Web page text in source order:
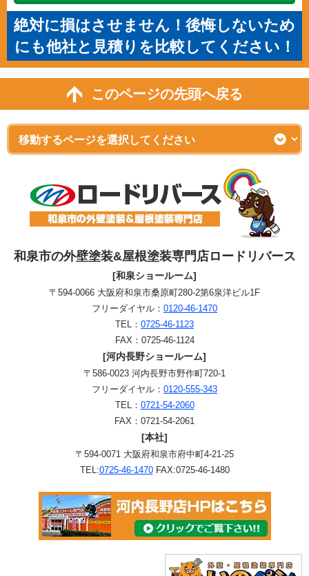
絶対に損はさせません！後悔しないため
にも他社と見積りを比較してください！
このページの先頭へ戻る
和泉市の外壁塗装&屋根塗装専門店ロードリバース
[和泉ショールーム]
〒594-0066 大阪府和泉市桑原町280-2第6泉洋ビル1F
フリーダイヤル： 0120-46-1470
TEL： 0725-46-1123
FAX：0725-46-1124
[河内長野ショールーム]
〒586-0023 河内長野市野作町720-1
フリーダイヤル： 0120-555-343
TEL： 0721-54-2060
FAX：0721-54-2061
[本社]
〒594-0071 大阪府和泉市府中町4-21-25
TEL:0725-46-1470FAX:0725-46-1480